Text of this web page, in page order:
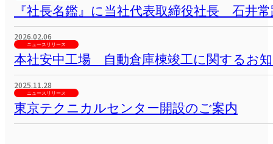
第三者割当増資における調達資金の資金
2026.06.29
株主・投資家情報
第127期定時株主総会決議ご通知
2026.02.20
ニュースリリース
『社長名鑑』に当社代表取締役社長 石井